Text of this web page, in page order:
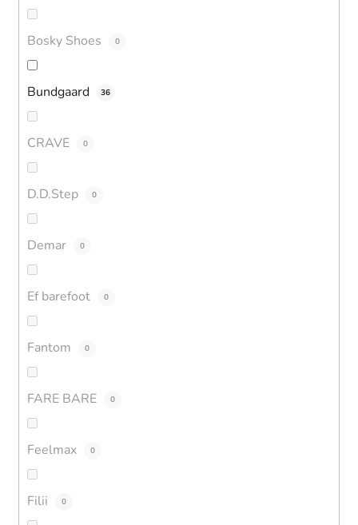
Bosky Shoes 0
Bundgaard 36
CRAVE 0
D.D.Step 0
Demar 0
Ef barefoot 0
Fantom 0
FARE BARE 0
Feelmax 0
Filii 0